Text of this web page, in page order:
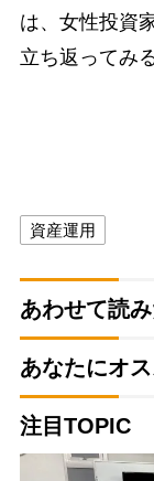
は、女性投資
立ち返ってみ
資産運用
あわせて読
あなたにオ
注目TOPIC